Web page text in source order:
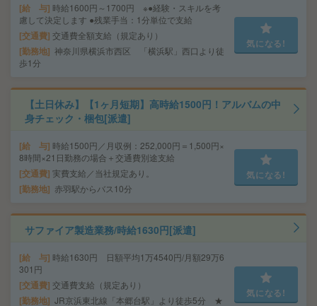
給 与 時給1600円～1700円 ※●経験・スキルを考
慮して決定します ●残業手当：1分単位で支給
交通費 交通費全額支給（規定あり）
勤務地 神奈川県横浜市西区 「横浜駅」西口より徒
歩1分
気になる!
【土日休み】【1ヶ月短期】高時給1500円！アルバムの中
身チェック・梱包[派遣]
給 与 時給1500円／月収例：252,000円＝1,500円×
8時間×21日勤務の場合＋交通費別途支給
交通費 実費支給／当社規定あり。
勤務地 赤羽駅からバス10分
気になる!
サファイア製造業務/時給1630円[派遣]
給 与 時給1630円 日額平均1万4540円/月額29万6
301円
交通費 交通費支給（規定あり）
勤務地 JR京浜東北線「本郷台駅」より徒歩5分 ★
気になる!